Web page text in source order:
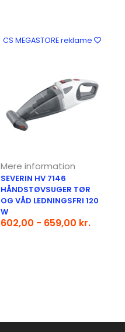
CS MEGASTORE reklame
Mere information
SEVERIN HV 7146
HÅNDSTØVSUGER TØR
OG VÅD LEDNINGSFRI 120
W
602,00 - 659,00 kr.